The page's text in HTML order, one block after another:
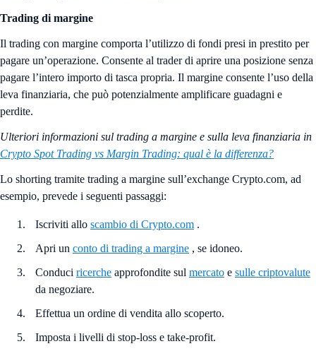
Trading di margine
Il trading con margine comporta l’utilizzo di fondi presi in prestito per
pagare un’operazione. Consente al trader di aprire una posizione senza
pagare l’intero importo di tasca propria. Il margine consente l’uso della
leva finanziaria, che può potenzialmente amplificare guadagni e
perdite.
Ulteriori informazioni sul trading a margine e sulla leva finanziaria in
Crypto Spot Trading vs Margin Trading: qual è la differenza?
Lo shorting tramite trading a margine sull’exchange Crypto.com, ad
esempio, prevede i seguenti passaggi:
Iscriviti allo scambio di Crypto.com .
Apri un conto di trading a margine , se idoneo.
Conduci ricerche approfondite sul mercato e sulle criptovalute
da negoziare.
Effettua un ordine di vendita allo scoperto.
Imposta i livelli di stop-loss e take-profit.